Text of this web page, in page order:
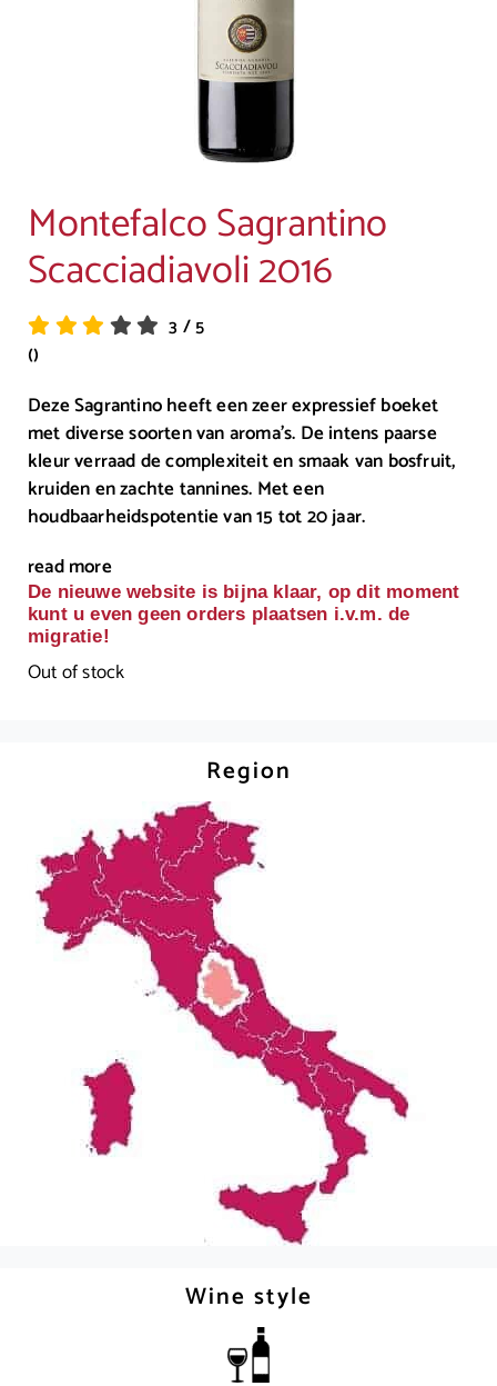
Montefalco Sagrantino
Scacciadiavoli 2016
3 /5
()
Deze Sagrantino heeft een zeer expressief boeket
met diverse soorten van aroma’s. De intens paarse
kleur verraad de complexiteit en smaak van bosfruit,
kruiden en zachte tannines. Met een
houdbaarheidspotentie van 15 tot 20 jaar.
read more
De nieuwe website is bijna klaar, op dit moment
kunt u even geen orders plaatsen i.v.m. de
migratie!
Out of stock
Region
Wine style